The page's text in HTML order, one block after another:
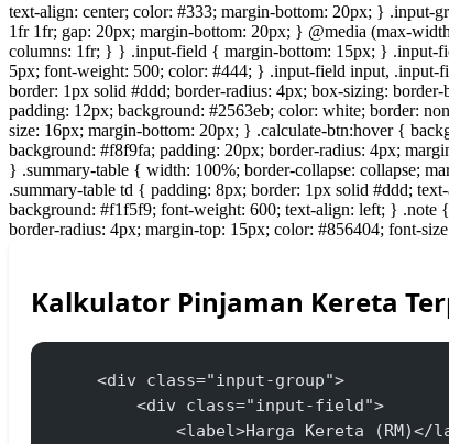
text-align: center; color: #333; margin-bottom: 20px; } .input-
1fr 1fr; gap: 20px; margin-bottom: 20px; } @media (max-
columns: 1fr; } } .input-field { margin-bottom: 15px; } .input-
5px; font-weight: 500; color: #444; } .input-field input, .input-
border: 1px solid #ddd; border-radius: 4px; box-sizing: border-
padding: 12px; background: #2563eb; color: white; border:
size: 16px; margin-bottom: 20px; } .calculate-btn:hover {
background: #f8f9fa; padding: 20px; border-radius: 4px;
} .summary-table { width: 100%; border-collapse: collapse;
.summary-table td { padding: 8px; border: 1px solid #ddd;
background: #f1f5f9; font-weight: 600; text-align: left; } .note {
border-radius: 4px; margin-top: 15px; color: #856404; font-
Kalkulator Pinjaman Kereta
    <div class="input-group">
        <div class="input-field">
<label>Harga Kereta (RM)</